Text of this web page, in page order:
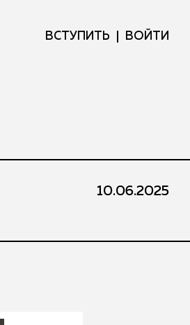
ВСТУПИТЬ ВОЙТИ
10.06.2025